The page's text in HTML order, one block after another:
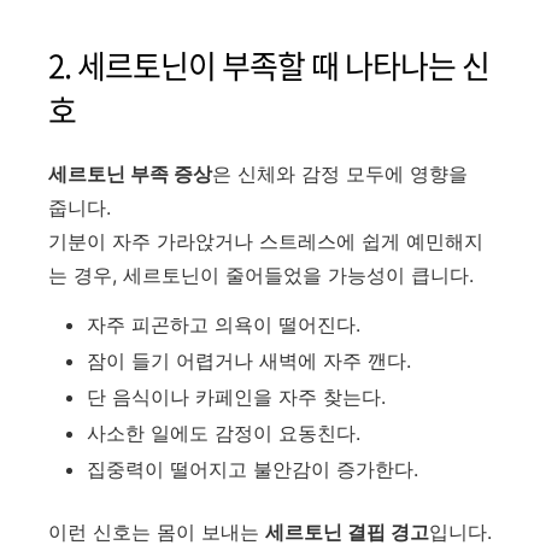
2. 세르토닌이 부족할 때 나타나는 신
호
세르토닌 부족 증상은 신체와 감정 모두에 영향을
줍니다.
기분이 자주 가라앉거나 스트레스에 쉽게 예민해지
는 경우, 세르토닌이 줄어들었을 가능성이 큽니다.
자주 피곤하고 의욕이 떨어진다.
잠이 들기 어렵거나 새벽에 자주 깬다.
단 음식이나 카페인을 자주 찾는다.
사소한 일에도 감정이 요동친다.
집중력이 떨어지고 불안감이 증가한다.
이런 신호는 몸이 보내는 세르토닌 결핍 경고입니다.